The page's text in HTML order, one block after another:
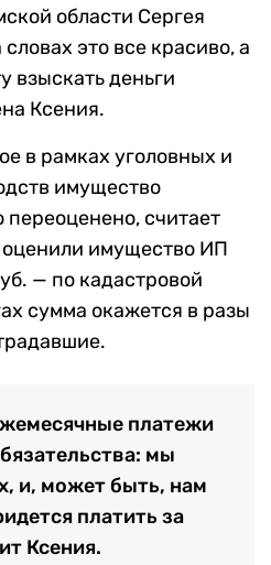
области Сергея
это все красиво, а
взыскать деньги
Ксения.
в рамках уголовных и
имущество
считает
имущество ИП
— по кадастровой
сумма окажется в разы
платежи
мы
и, может быть, нам
платить за
Ксения.